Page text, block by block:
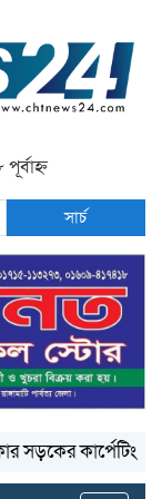
সার্চ
কার্পেটিং উঠে